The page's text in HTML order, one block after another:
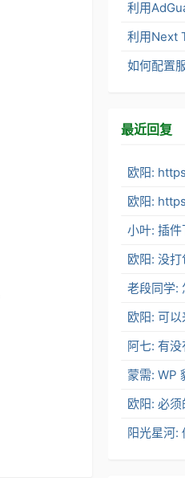
如何配置
最近回复
小叶: 插
欧阳: 没打
欧阳: 可以
阿七: 有没
欧阳: 必须
阳光星河: